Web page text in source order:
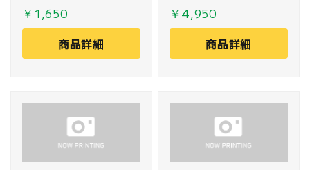
DTFプリンターに対応
した交換用ワイパーで
￥1,650
商品詳細
DTFプリンターに対応
したプリントヘッドを
保護するためのキャッ
￥4,950
商品詳細